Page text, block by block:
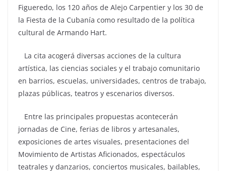
Figueredo, los 120 años de Alejo Carpentier y los 30 de
la Fiesta de la Cubanía como resultado de la política
cultural de Armando Hart.
La cita acogerá diversas acciones de la cultura
artística, las ciencias sociales y el trabajo comunitario
en barrios, escuelas, universidades, centros de trabajo,
plazas públicas, teatros y escenarios diversos.
Entre las principales propuestas acontecerán
jornadas de Cine, ferias de libros y artesanales,
exposiciones de artes visuales, presentaciones del
Movimiento de Artistas Aficionados, espectáculos
teatrales y danzarios, conciertos musicales, bailables,